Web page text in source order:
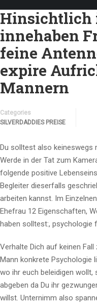
Hinsichtlich
innehaben
feine
expire
Mannern
Categories
SILVERDADDIES PREISE
Du solltest also keineswegs
Werde in der Tat zum
folgende positive
Begleiter dieserfalls
arbeiten kannst. Im
Ehefrau 12 Eigenschaften,
haben solltest:, psychologie
Verhalte Dich auf keinen
Mann konkrete Psychologie
wo ihr euch beleidigen wollt,
abgeben da Du ihr
willst. Unternimm also